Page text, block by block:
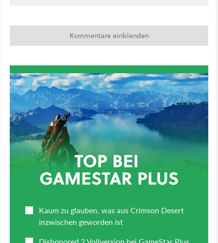
Kommentare einblenden